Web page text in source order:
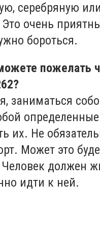
серебряную
очень
бороться.
пожелать
заниматься
их. Не
Может это
должен
идти к ней.